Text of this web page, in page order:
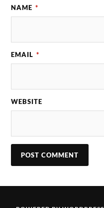
NAME *
EMAIL *
WEBSITE